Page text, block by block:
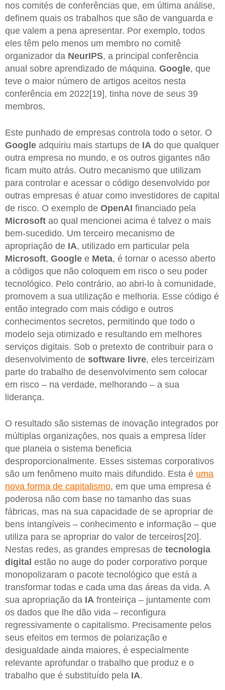
nos comités de conferências que, em última análise,
definem quais os trabalhos que são de vanguarda e
que valem a pena apresentar. Por exemplo, todos
eles têm pelo menos um membro no comitê
organizador da NeurIPS, a principal conferência
anual sobre aprendizado de máquina. Google, que
teve o maior número de artigos aceitos nesta
conferência em 2022[19], tinha nove de seus 39
membros.
Este punhado de empresas controla todo o setor. O
Google adquiriu mais startups de IA do que qualquer
outra empresa no mundo, e os outros gigantes não
ficam muito atrás. Outro mecanismo que utilizam
para controlar e acessar o código desenvolvido por
outras empresas é atuar como investidores de capital
de risco. O exemplo de OpenAI financiado pela
Microsoft ao qual mencionei acima é talvez o mais
bem-sucedido. Um terceiro mecanismo de
apropriação de IA, utilizado em particular pela
Microsoft, Google e Meta, é tornar o acesso aberto
a códigos que não coloquem em risco o seu poder
tecnológico. Pelo contrário, ao abri-lo à comunidade,
promovem a sua utilização e melhoria. Esse código é
então integrado com mais código e outros
conhecimentos secretos, permitindo que todo o
modelo seja otimizado e resultando em melhores
serviços digitais. Sob o pretexto de contribuir para o
desenvolvimento de software livre, eles terceirizam
parte do trabalho de desenvolvimento sem colocar
em risco – na verdade, melhorando – a sua
liderança.
O resultado são sistemas de inovação integrados por
múltiplas organizações, nos quais a empresa líder
que planeia o sistema beneficia
desproporcionalmente. Esses sistemas corporativos
são um fenômeno muito mais difundido. Esta é uma
nova forma de capitalismo, em que uma empresa é
poderosa não com base no tamanho das suas
fábricas, mas na sua capacidade de se apropriar de
bens intangíveis – conhecimento e informação – que
utiliza para se apropriar do valor de terceiros[20].
Nestas redes, as grandes empresas de tecnologia
digital estão no auge do poder corporativo porque
monopolizaram o pacote tecnológico que está a
transformar todas e cada uma das áreas da vida. A
sua apropriação da IA fronteiriça – juntamente com
os dados que lhe dão vida – reconfigura
regressivamente o capitalismo. Precisamente pelos
seus efeitos em termos de polarização e
desigualdade ainda maiores, é especialmente
relevante aprofundar o trabalho que produz e o
trabalho que é substituído pela IA.